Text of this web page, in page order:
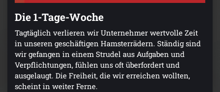
Die 1-Tage-Woche
Tagtäglich verlieren wir Unternehmer wertvolle Zeit
in unseren geschäftigen Hamsterrädern. Ständig sind
wir gefangen in einem Strudel aus Aufgaben und
Verpflichtungen, fühlen uns oft überfordert und
ausgelaugt. Die Freiheit, die wir erreichen wollten,
scheint in weiter Ferne.